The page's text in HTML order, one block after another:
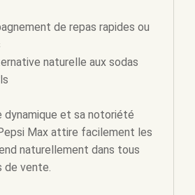
de repas rapides ou
naturelle aux sodas
dynamique et sa notoriété
Max attire facilement les
naturellement dans tous
de vente.